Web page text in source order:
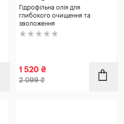
Гідрофільна олія для
глибокого очищення та
зволоження
1 520 ₴
2 099₴